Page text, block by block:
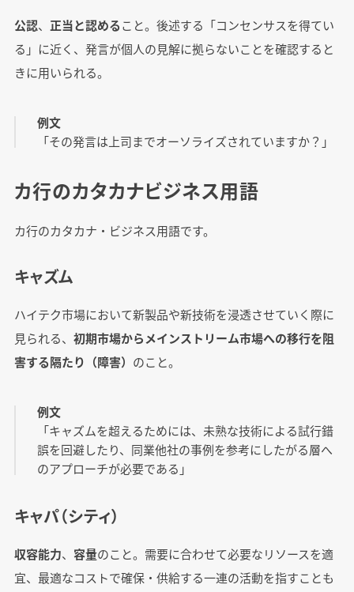
公認、 正当と認めること。後述する「コンセンサスを得てい
る」に近く、発言が個人の見解に拠らないことを確認すると
きに用いられる。
例文
「その発言は上司までオーソライズされていますか？」
カ行のカタカナビジネス用語
カ行のカタカナ・ビジネス用語です。
キャズム
ハイテク市場において新製品や新技術を浸透させていく際に
見られる、 初期市場からメインストリーム市場への移行を阻
害する隔たり（障害） のこと。
例文
「キャズムを超えるためには、未熟な技術による試行錯
誤を回避したり、同業他社の事例を参考にしたがる層へ
のアプローチが必要である」
キャパ（シティ）
収容能力、 容量のこと。需要に合わせて必要なリソースを適
宜、最適なコストで確保・供給する一連の活動を指すことも